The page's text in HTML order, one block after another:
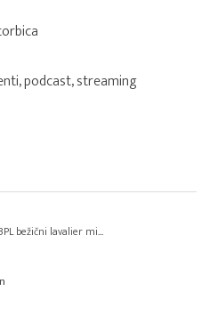
podcast, streaming
bežični lavalier mi...